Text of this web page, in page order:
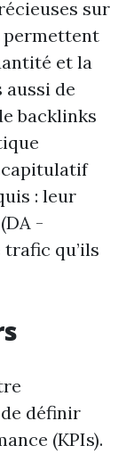
sur
permettent
et la
de
backlinks
: leur
-
qu’ils
définir
(KPIs).